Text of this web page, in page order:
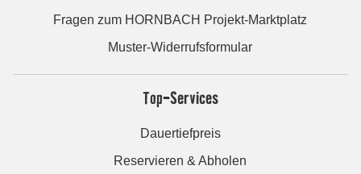
Fragen zum HORNBACH Projekt-Marktplatz
Muster-Widerrufsformular
Top-Services
Dauertiefpreis
Reservieren & Abholen